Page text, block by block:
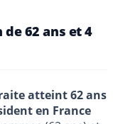
62 ans et 4
atteint 62 ans
en France